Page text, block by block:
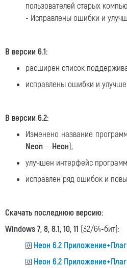
пользователей старых
- Исправлены ошибки и
В версии 6.1:
расширен список
исправлены ошибки и
В версии 6.2:
Изменено название
Neon— Неон);
улучшен интерфейс
исправлен ряд ошибок и
Скачать последнюю версию:
Windows 7, 8, 8.1, 10, 11 (32/64-бит):
Неон 6.2
Неон 6.2